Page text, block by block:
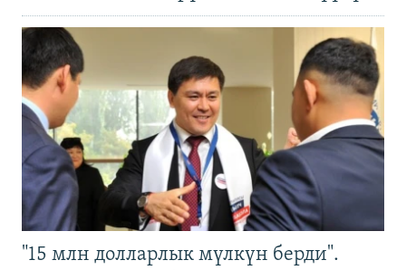
"15 млн долларлык мүлкүн берди".